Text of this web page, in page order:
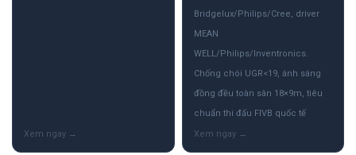
Bridgelux/Philips/Cree, driver
MEAN
WELL/Philips/Inventronics.
Chống chói UGR<19, ánh sáng
đồng đều toàn sân 18×9m, tiêu
chuẩn thi đấu FIVB quốc tế